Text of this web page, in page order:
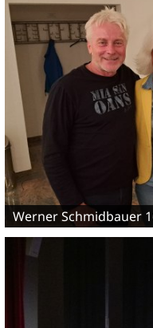
Werner Schmidbauer